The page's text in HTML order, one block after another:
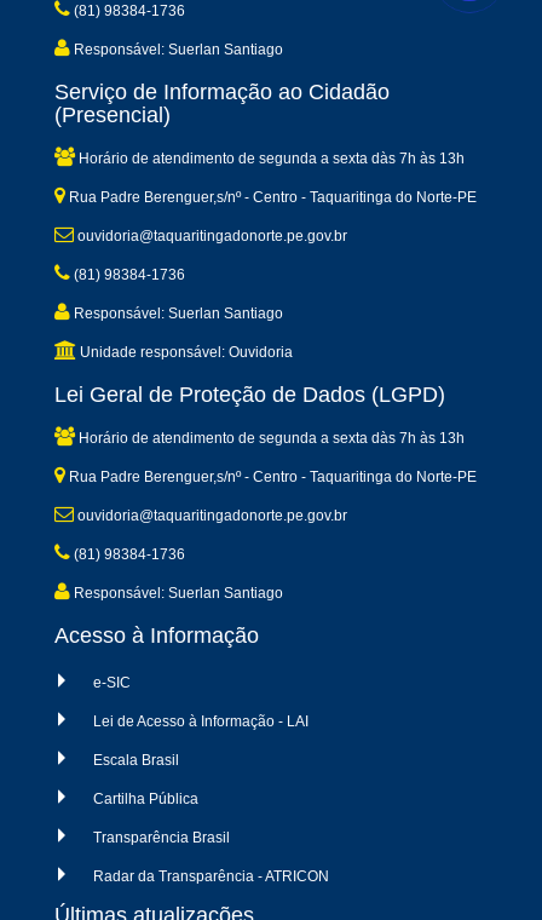
(81) 98384-1736
Responsável: Suerlan Santiago
Serviço de Informação ao Cidadão
(Presencial)
Horário de atendimento de segunda a sexta dàs 7h às 13h
Rua Padre Berenguer,s/nº - Centro - Taquaritinga do Norte-PE
ouvidoria@taquaritingadonorte.pe.gov.br
(81) 98384-1736
Responsável: Suerlan Santiago
Unidade responsável: Ouvidoria
Lei Geral de Proteção de Dados (LGPD)
Horário de atendimento de segunda a sexta dàs 7h às 13h
Rua Padre Berenguer,s/nº - Centro - Taquaritinga do Norte-PE
ouvidoria@taquaritingadonorte.pe.gov.br
(81) 98384-1736
Responsável: Suerlan Santiago
Acesso à Informação
e-SIC
Lei de Acesso à Informação - LAI
Escala Brasil
Cartilha Pública
Transparência Brasil
Radar da Transparência - ATRICON